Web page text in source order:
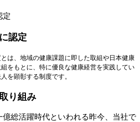
認定
は、地域の健康課題に即した取組や日本健康
をもとに、特に優良な健康経営を実践してい
を顕彰する制度です。
り組み
億総活躍時代といわれる昨今、当社で